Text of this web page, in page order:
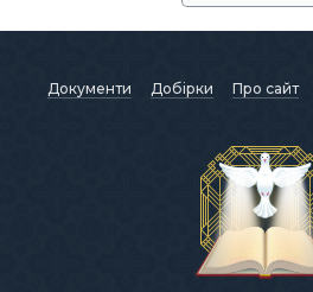
Документи Добірки Про сайт